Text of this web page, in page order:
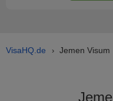
VisaHQ.de › Jemen Visum